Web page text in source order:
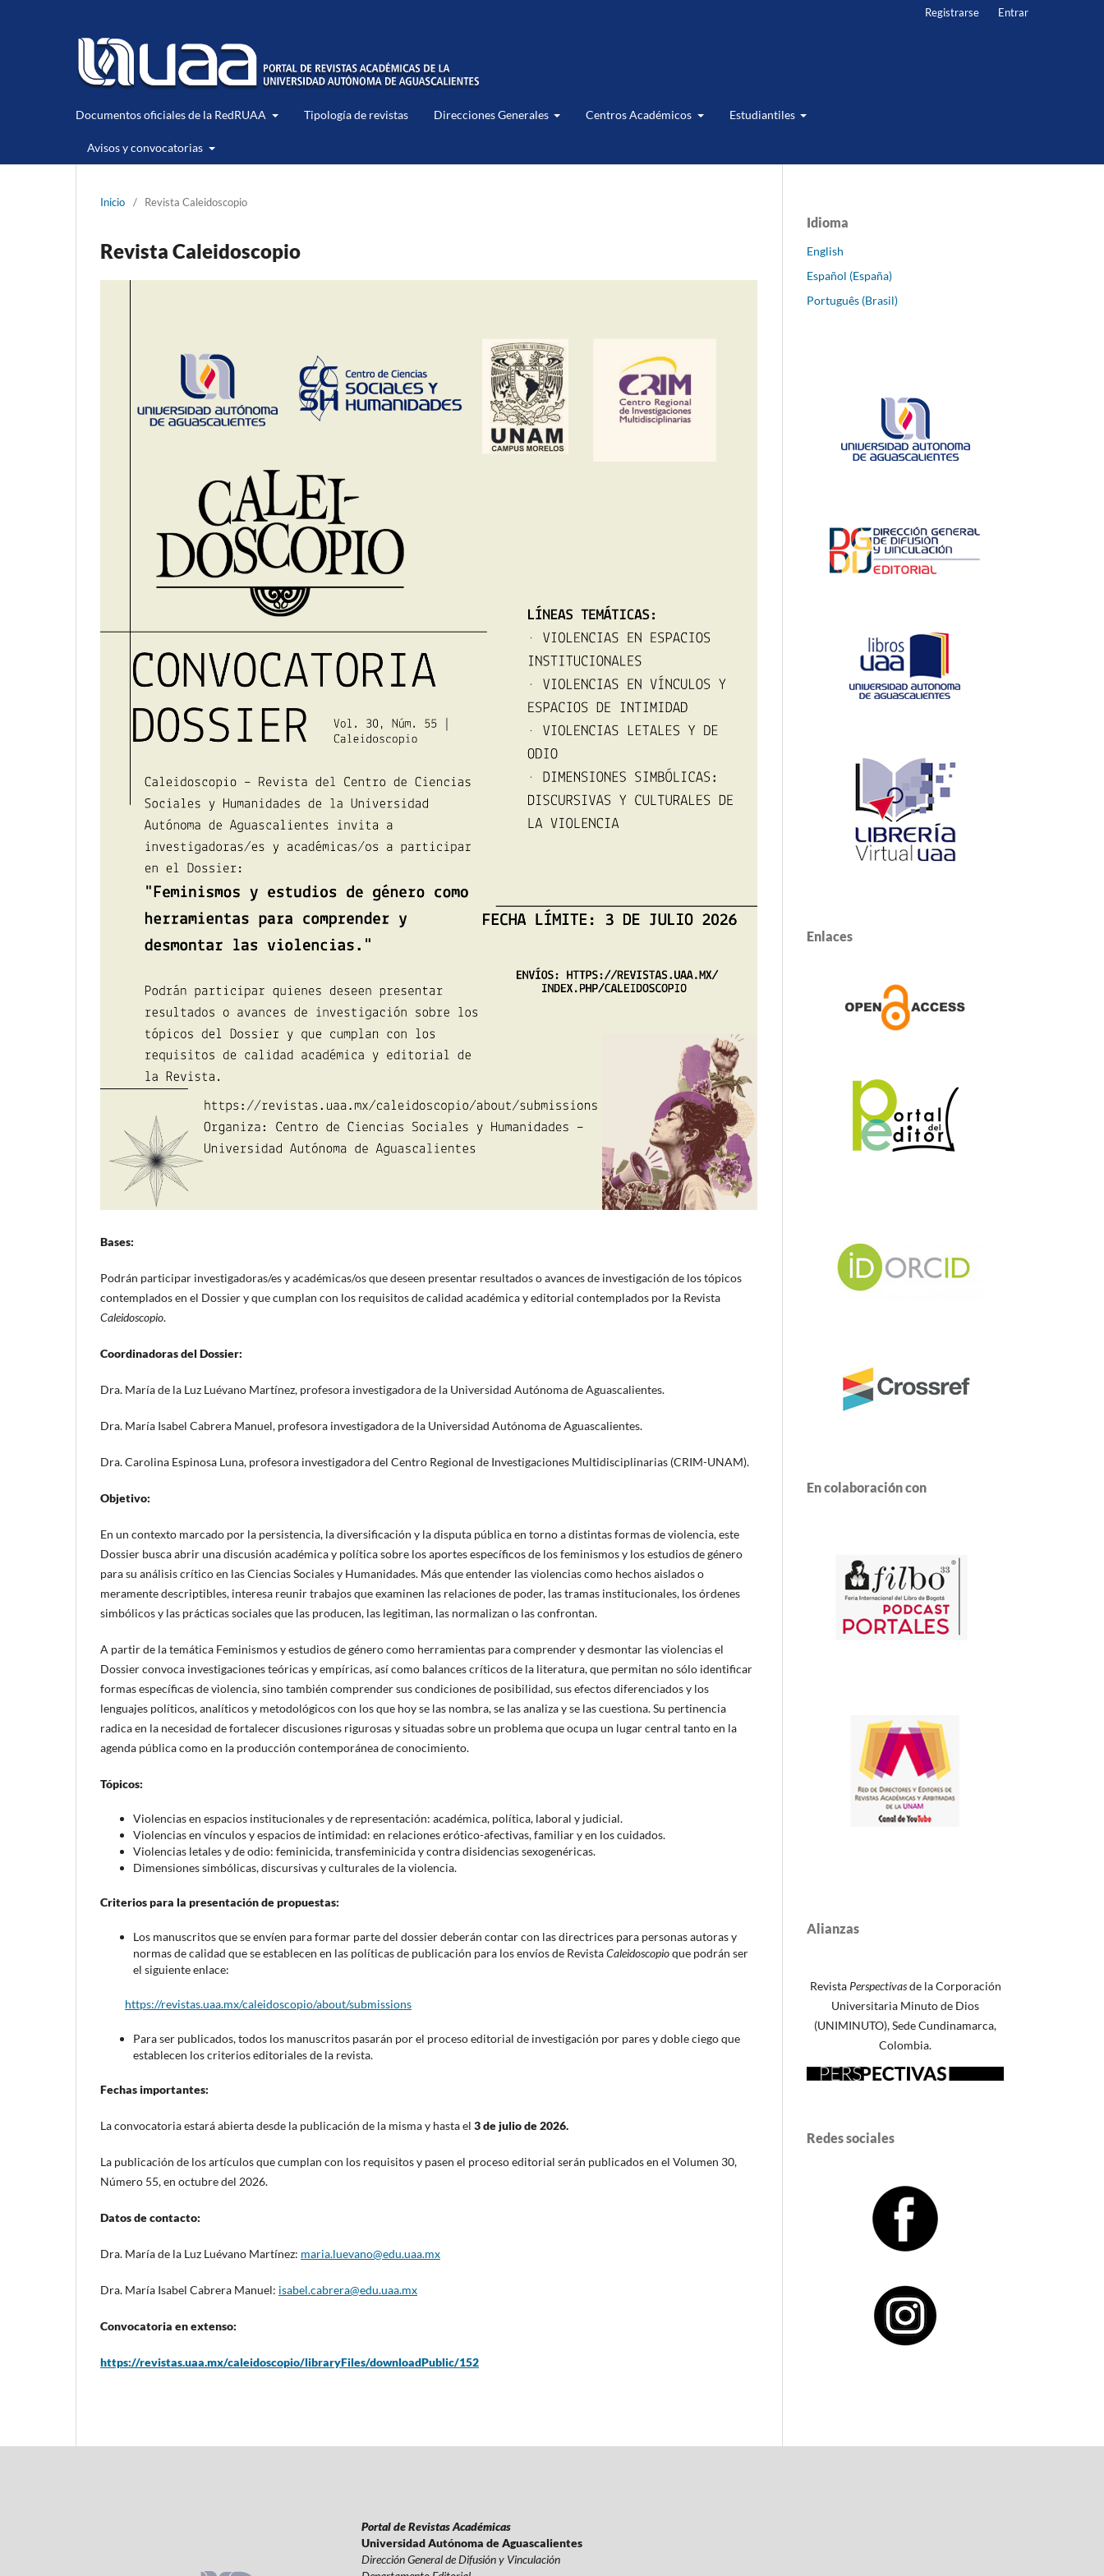
Documentos oficiales de la RedRUAA Tipología de revistas Direcciones Generales Centros Académicos Estudiantiles
Avisos y convocatorias
Registrarse Entrar
Inicio / Revista Caleidoscopio
Revista Caleidoscopio
Bases:
Podrán participar investigadoras/es y académicas/os que deseen presentar resultados o avances de investigación de los tópicos
contemplados en el Dossier y que cumplan con los requisitos de calidad académica y editorial contemplados por la Revista
Caleidoscopio.
Coordinadoras del Dossier:
Dra. María de la Luz Luévano Martínez, profesora investigadora de la Universidad Autónoma de Aguascalientes.
Dra. María Isabel Cabrera Manuel, profesora investigadora de la Universidad Autónoma de Aguascalientes.
Dra. Carolina Espinosa Luna, profesora investigadora del Centro Regional de Investigaciones Multidisciplinarias (CRIM-UNAM).
Objetivo:
En un contexto marcado por la persistencia, la diversificación y la disputa pública en torno a distintas formas de violencia, este
Dossier busca abrir una discusión académica y política sobre los aportes específicos de los feminismos y los estudios de género
para su análisis crítico en las Ciencias Sociales y Humanidades. Más que entender las violencias como hechos aislados o
meramente descriptibles, interesa reunir trabajos que examinen las relaciones de poder, las tramas institucionales, los órdenes
simbólicos y las prácticas sociales que las producen, las legitiman, las normalizan o las confrontan.
A partir de la temática Feminismos y estudios de género como herramientas para comprender y desmontar las violencias el
Dossier convoca investigaciones teóricas y empíricas, así como balances críticos de la literatura, que permitan no sólo identificar
formas específicas de violencia, sino también comprender sus condiciones de posibilidad, sus efectos diferenciados y los
lenguajes políticos, analíticos y metodológicos con los que hoy se las nombra, se las analiza y se las cuestiona. Su pertinencia
radica en la necesidad de fortalecer discusiones rigurosas y situadas sobre un problema que ocupa un lugar central tanto en la
agenda pública como en la producción contemporánea de conocimiento.
Tópicos:
Violencias en espacios institucionales y de representación: académica, política, laboral y judicial.
Violencias en vínculos y espacios de intimidad: en relaciones erótico-afectivas, familiar y en los cuidados.
Violencias letales y de odio: feminicida, transfeminicida y contra disidencias sexogenéricas.
Dimensiones simbólicas, discursivas y culturales de la violencia.
Criterios para la presentación de propuestas:
Los manuscritos que se envíen para formar parte del dossier deberán contar con las directrices para personas autoras y
normas de calidad que se establecen en las políticas de publicación para los envíos de RevistaCaleidoscopioque podrán ser
el siguiente enlace:
https://revistas.uaa.mx/caleidoscopio/about/submissions
Para ser publicados, todos los manuscritos pasarán por el proceso editorial de investigación por pares y doble ciego que
establecen los criterios editoriales de la revista.
Fechas importantes:
La convocatoria estará abierta desde la publicación de la misma y hasta el 3 de julio de 2026.
La publicación de los artículos que cumplan con los requisitos y pasen el proceso editorial serán publicados en el Volumen 30,
Número 55, en octubre del 2026.
Datos de contacto:
Dra. María de la Luz Luévano Martínez: maria.luevano@edu.uaa.mx
Dra. María Isabel Cabrera Manuel: isabel.cabrera@edu.uaa.mx
Convocatoria en extenso:
https://revistas.uaa.mx/caleidoscopio/libraryFiles/downloadPublic/152
Idioma
English
Español (España)
Português (Brasil)
Enlaces
En colaboración con
Alianzas
RevistaPerspectivasde la Corporación
Universitaria Minuto de Dios
(UNIMINUTO), Sede Cundinamarca,
Colombia.
Redes sociales
Portal de Revistas Académicas
Universidad Autónoma de Aguascalientes
Dirección General de Difusión y Vinculación